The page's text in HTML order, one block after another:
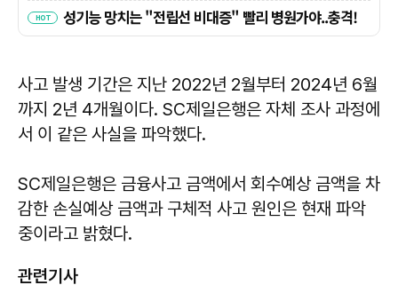
사고 발생 기간은 지난 2022년 2월부터 2024년 6월
까지 2년 4개월이다. SC제일은행은 자체 조사 과정에
서 이 같은 사실을 파악했다.
SC제일은행은 금융사고 금액에서 회수예상 금액을 차
감한 손실예상 금액과 구체적 사고 원인은 현재 파악
중이라고 밝혔다.
관련기사